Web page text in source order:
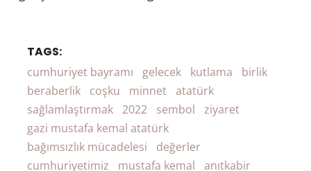
TAGS:
cumhuriyet bayramı gelecek kutlama
birlik
beraberlik
coşku minnet atatürk
sağlamlaştırmak 2022 sembol
ziyaret
gazi mustafa kemal atatürk
bağımsızlık mücadelesi
değerler
cumhuriyetimiz
mustafa kemal
anıtkabir